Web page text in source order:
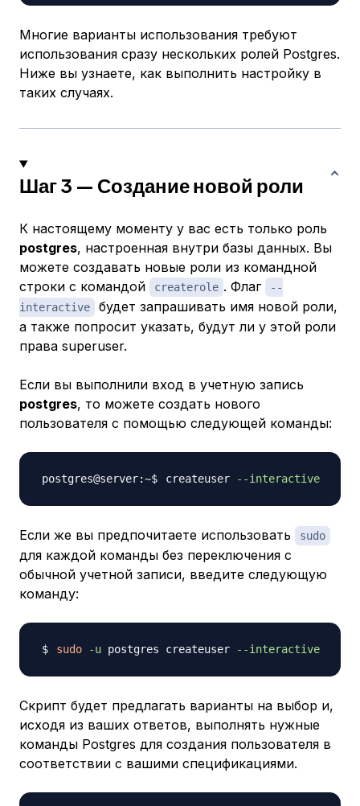
Многие варианты использования требуют
использования сразу нескольких ролей Postgres.
Ниже вы узнаете, как выполнить настройку в
таких случаях.
Шаг 3 — Создание новой роли
К настоящему моменту у вас есть только роль
postgres, настроенная внутри базы данных. Вы
можете создавать новые роли из командной
строки с командой
createrole . Флаг
--
interactive
будет запрашивать имя новой роли,
а также попросит указать, будут ли у этой роли
права superuser.
Если вы выполнили вход в учетную запись
postgres, то можете создать нового
пользователя с помощью следующей команды:
createuser --interactive
Если же вы предпочитаете использовать sudo
для каждой команды без переключения с
обычной учетной записи, введите следующую
команду:
sudo -u postgres createuser --interactive
Скрипт будет предлагать варианты на выбор и,
исходя из ваших ответов, выполнять нужные
команды Postgres для создания пользователя в
соответствии с вашими спецификациями.